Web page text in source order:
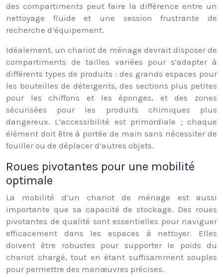
des compartiments peut faire la différence entre un
nettoyage fluide et une session frustrante de
recherche d’équipement.
Idéalement, un chariot de ménage devrait disposer de
compartiments de tailles variées pour s’adapter à
différents types de produits : des grands espaces pour
les bouteilles de détergents, des sections plus petites
pour les chiffons et les éponges, et des zones
sécurisées pour les produits chimiques plus
dangereux. L’accessibilité est primordiale ; chaque
élément doit être à portée de main sans nécessiter de
fouiller ou de déplacer d’autres objets.
Roues pivotantes pour une mobilité
optimale
La mobilité d’un chariot de ménage est aussi
importante que sa capacité de stockage. Des roues
pivotantes de qualité sont essentielles pour naviguer
efficacement dans les espaces à nettoyer. Elles
doivent être robustes pour supporter le poids du
chariot chargé, tout en étant suffisamment souples
pour permettre des manœuvres précises.